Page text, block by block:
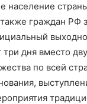
население
граждан РФ
дня вместо
по всей